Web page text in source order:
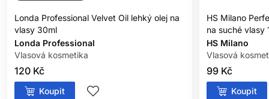
Londa Professional Velvet Oil lehký olej na
vlasy 30ml
Londa Professional
Vlasová kosmetika
120 Kč
Koupit
HS Milano
na suché vlasy
HS Milano
Vlasová
99 Kč
Koupit